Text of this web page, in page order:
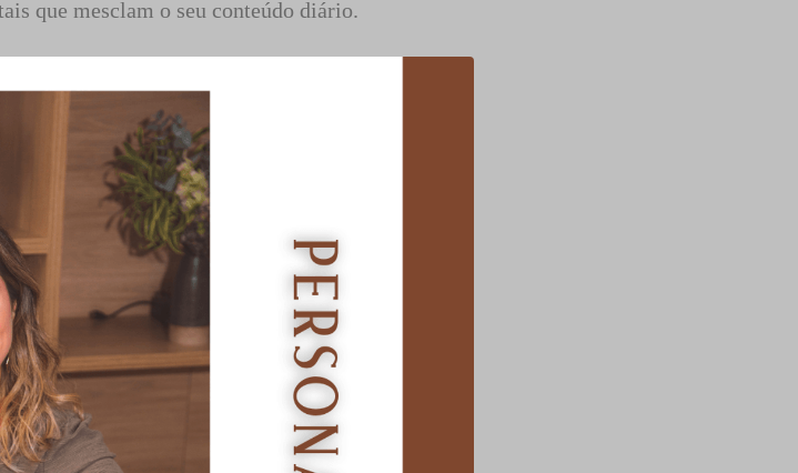
que mesclam o seu conteúdo diário.